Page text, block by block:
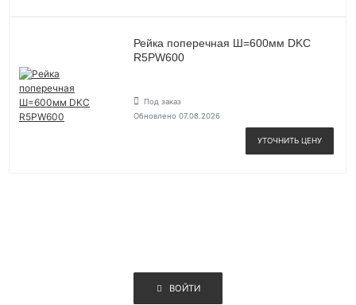
Рейка поперечная Ш=600мм DKC
R5PW600
Под заказ
Обновлено 07.08.2026
УТОЧНИТЬ ЦЕНУ
ВОЙТИ